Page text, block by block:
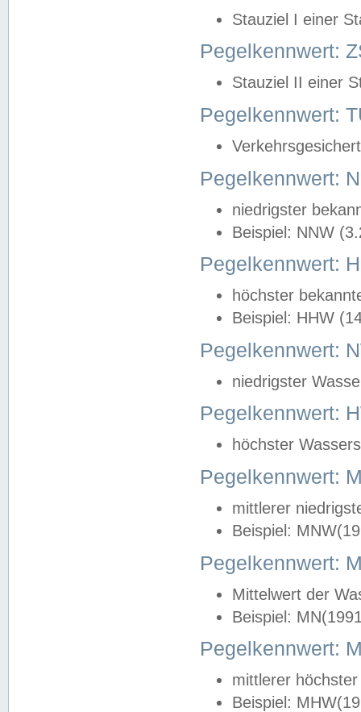
Stauziel I einer
Pegelkennwert:
Stauziel II einer
Pegelkennwert:
Pegelkennwert:
niedrigster
Beispiel: NNW
Pegelkennwert:
höchster
Beispiel: HHW
Pegelkennwert:
niedrigster
Pegelkennwert:
höchster
Pegelkennwert:
mittlerer
Beispiel:
Pegelkennwert:
Mittelwert der
Beispiel:
Pegelkennwert:
mittlerer
Beispiel: